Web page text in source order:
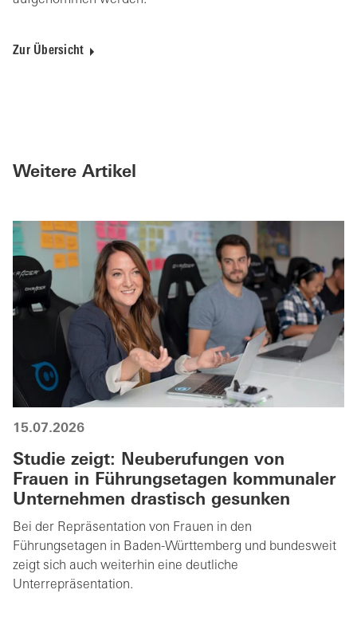
Zur Übersicht
Weitere Artikel
15.07.2026
Studie zeigt: Neuberufungen von
Frauen in Führungsetagen kommunaler
Unternehmen drastisch gesunken
Bei der Repräsentation von Frauen in den
Führungsetagen in Baden-Württemberg und bundesweit
zeigt sich auch weiterhin eine deutliche
Unterrepräsentation.